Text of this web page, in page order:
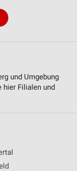
und Umgebung
hier Filialen und